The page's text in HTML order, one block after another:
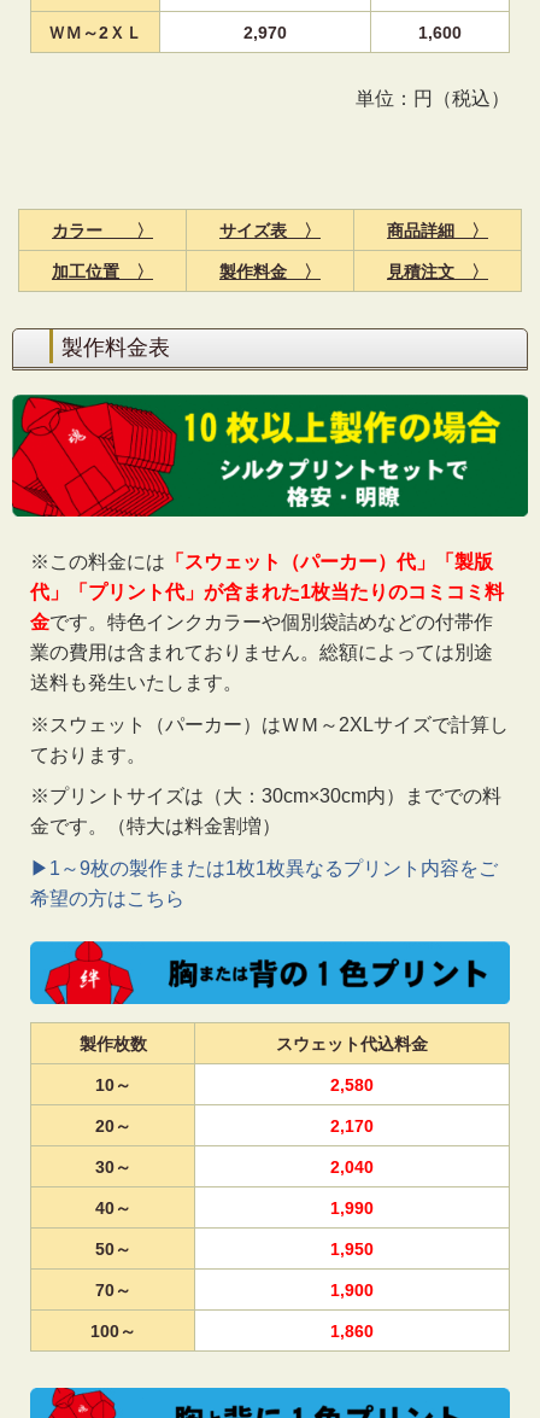
ＷＭ～2ＸＬ 2,970 1,600
単位：円（税込）
カラー 〉 サイズ表 〉 商品詳細 〉
加工位置 〉 製作料金 〉 見積注文 〉
製作料金表
※この料金には 「スウェット（パーカー）代」「製版
代」「プリント代」が含まれた1枚当たりのコミコミ料
金です。特色インクカラーや個別袋詰めなどの付帯作
業の費用は含まれておりません。総額によっては別途
送料も発生いたします。
※スウェット（パーカー）はＷＭ～2XLサイズで計算し
ております。
※プリントサイズは（大：30cm×30cm内）まででの料
金です。（特大は料金割増）
▶1～9枚の製作または1枚1枚異なるプリント内容をご
希望の方はこちら
製作枚数 スウェット代込料金
10～ 2,580
20～ 2,170
30～ 2,040
40～ 1,990
50～ 1,950
70～ 1,900
100～ 1,860